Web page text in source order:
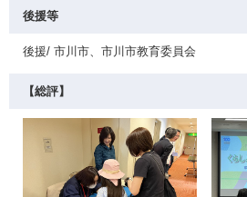
後援等
後援/ 市川市、市川市教育委員会
【総評】